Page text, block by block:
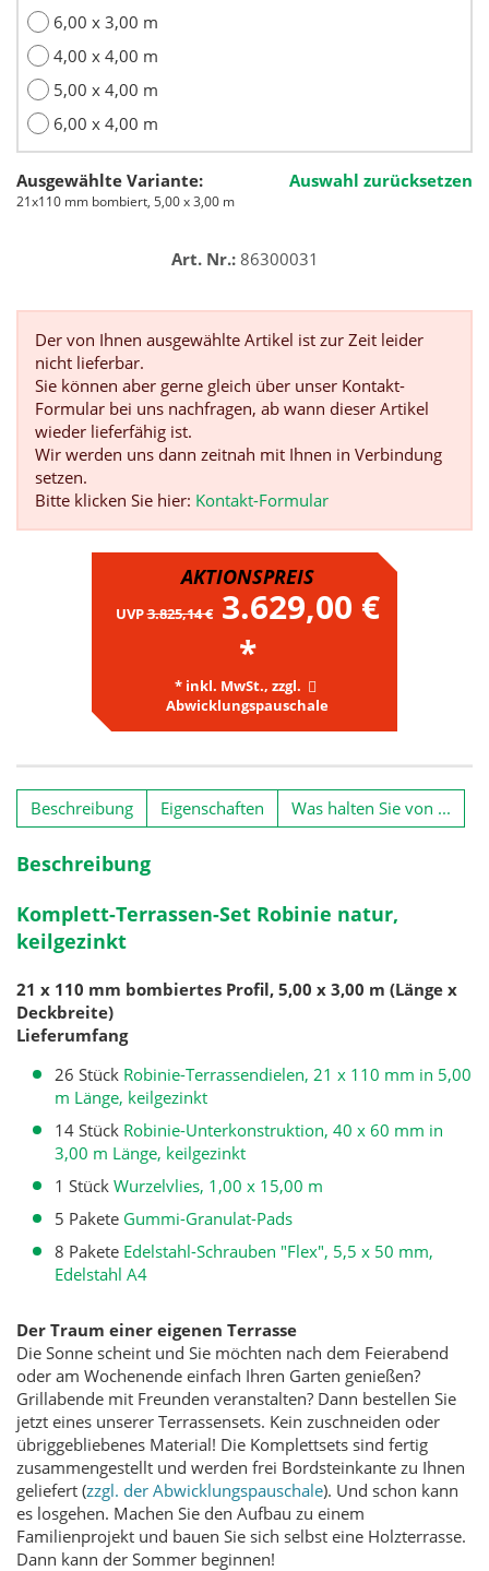
6,00 x 3,00 m
4,00 x 4,00 m
5,00 x 4,00 m
6,00 x 4,00 m
Ausgewählte Variante: Auswahl zurücksetzen
21x110 mm bombiert, 5,00 x 3,00 m
Art. Nr.:86300031
Der von Ihnen ausgewählte Artikel ist zur Zeit leider
nicht lieferbar.
Sie können aber gerne gleich über unser Kontakt-
Formular bei uns nachfragen, ab wann dieser Artikel
wieder lieferfähig ist.
Wir werden uns dann zeitnah mit Ihnen in Verbindung
setzen.
Bitte klicken Sie hier: Kontakt-Formular
AKTIONSPREIS
UVP3.825,14 € 3.629,00 €
*
* inkl. MwSt., zzgl.
Abwicklungspauschale
Beschreibung Eigenschaften Was halten Sie von ...
Beschreibung
Komplett-Terrassen-Set Robinie natur,
keilgezinkt
21 x 110 mm bombiertes Profil, 5,00 x 3,00 m (Länge x
Deckbreite)
Lieferumfang
26 Stück Robinie-Terrassendielen, 21 x 110 mm in 5,00
m Länge, keilgezinkt
14 Stück Robinie-Unterkonstruktion, 40 x 60 mm in
3,00 m Länge, keilgezinkt
1 Stück Wurzelvlies, 1,00 x 15,00 m
5 Pakete Gummi-Granulat-Pads
8 Pakete Edelstahl-Schrauben "Flex", 5,5 x 50 mm,
Edelstahl A4
Der Traum einer eigenen Terrasse
Die Sonne scheint und Sie möchten nach dem Feierabend
oder am Wochenende einfach Ihren Garten genießen?
Grillabende mit Freunden veranstalten? Dann bestellen Sie
jetzt eines unserer Terrassensets. Kein zuschneiden oder
übriggebliebenes Material! Die Komplettsets sind fertig
zusammengestellt und werden frei Bordsteinkante zu Ihnen
geliefert (zzgl. der Abwicklungspauschale). Und schon kann
es losgehen. Machen Sie den Aufbau zu einem
Familienprojekt und bauen Sie sich selbst eine Holzterrasse.
Dann kann der Sommer beginnen!